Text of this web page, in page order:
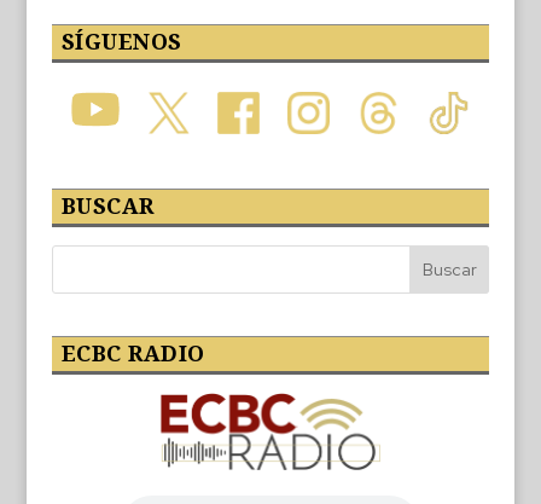
SÍGUENOS
BUSCAR
ECBC RADIO